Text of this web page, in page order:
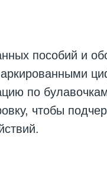
пособий и
по
чтобы